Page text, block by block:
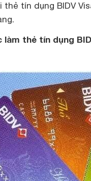
thẻ tín dụng BIDV
làm thẻ tín dụng